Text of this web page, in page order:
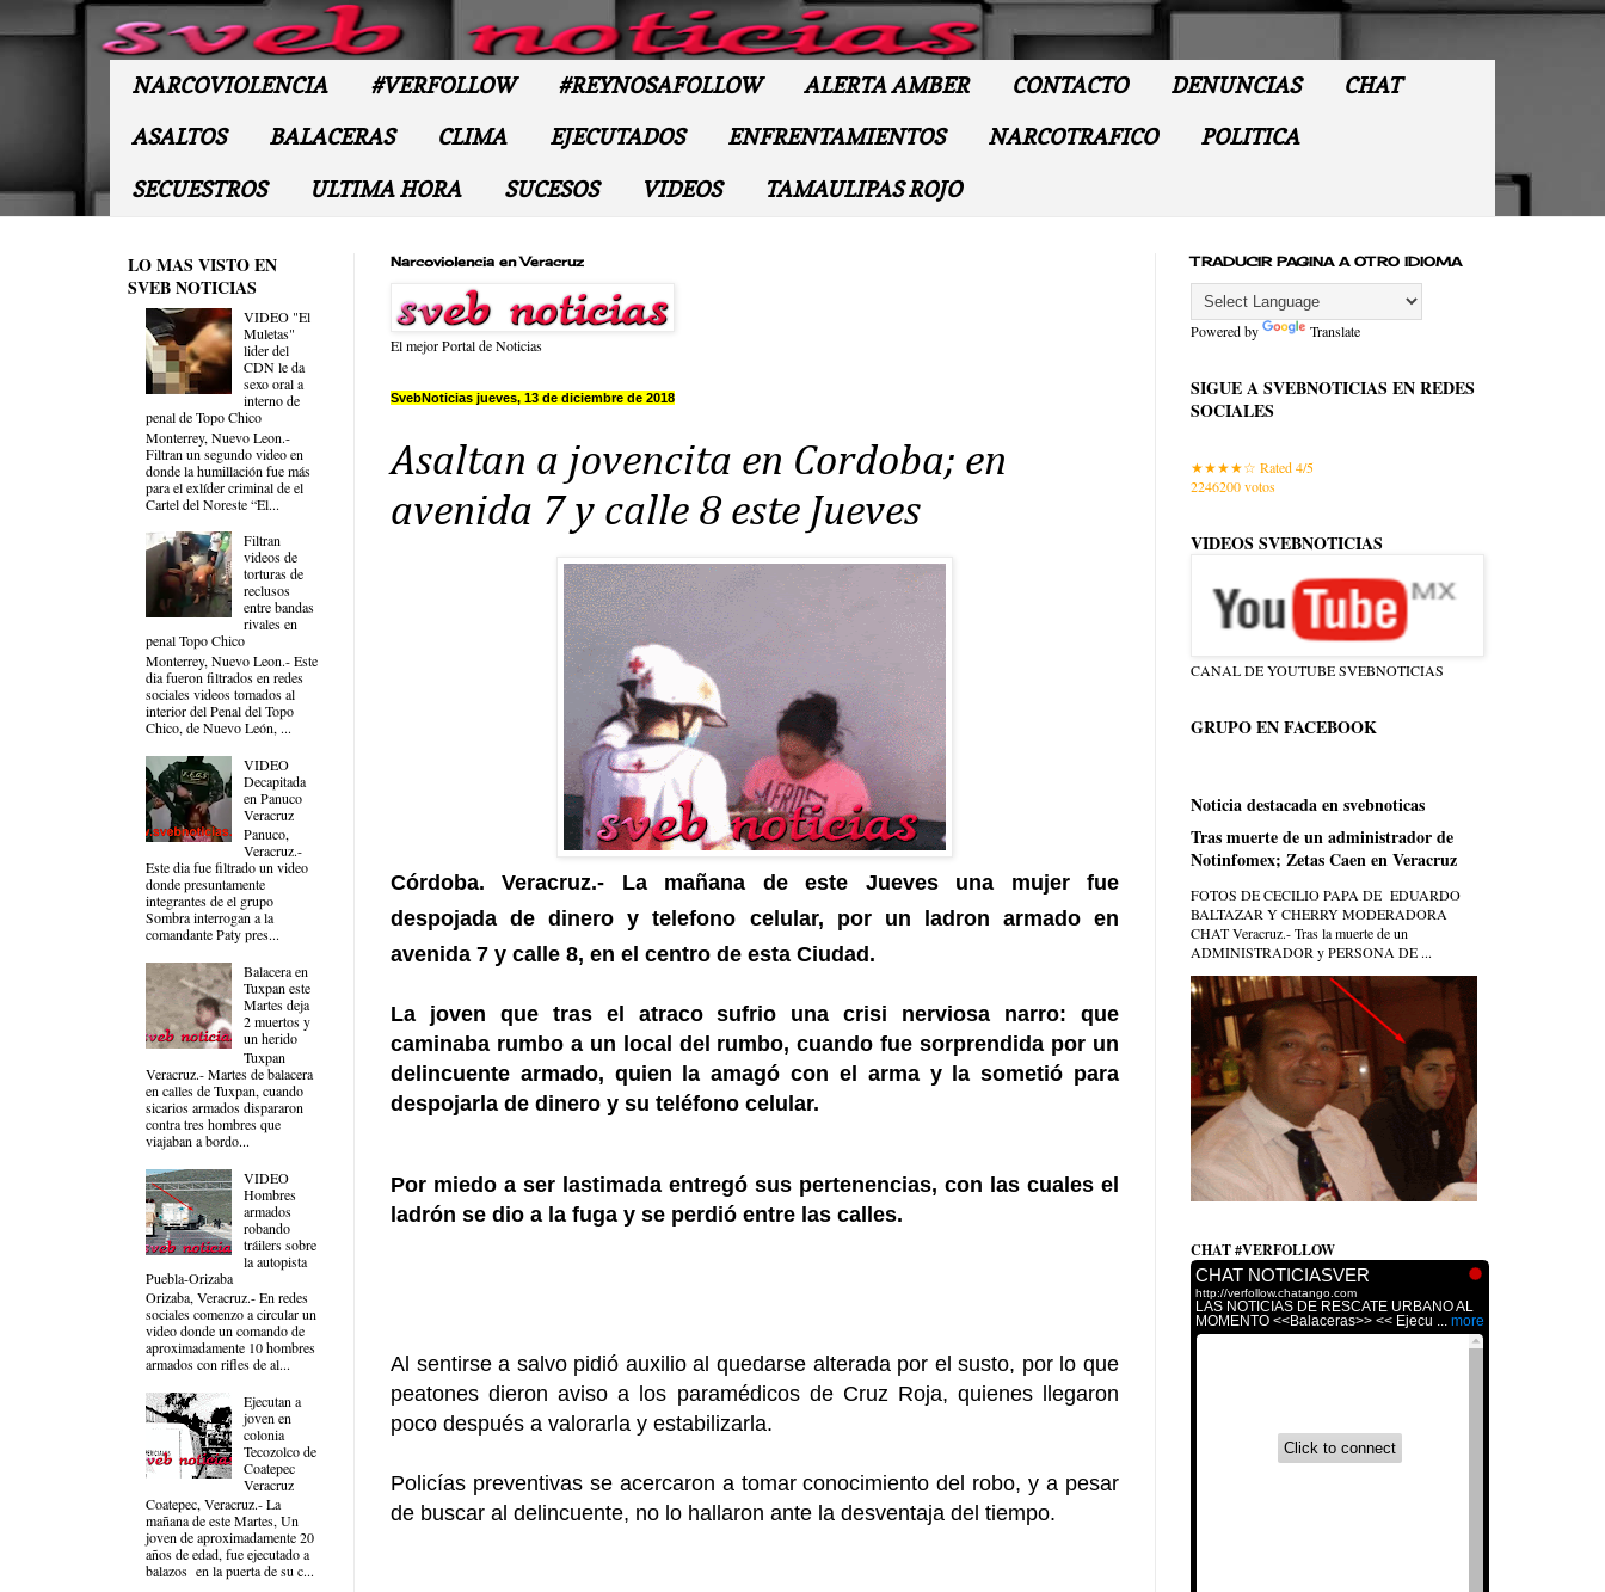
NARCOVIOLENCIA #VERFOLLOW #REYNOSAFOLLOW ALERTA AMBER CONTACTO DENUNCIAS CHAT
ASALTOS BALACERAS CLIMA EJECUTADOS ENFRENTAMIENTOS NARCOTRAFICO POLITICA
SECUESTROS ULTIMA HORA SUCESOS VIDEOS TAMAULIPAS ROJO
Narcoviolencia en Veracruz
El mejor Portal de Noticias
SvebNoticias jueves, 13 de diciembre de 2018
Asaltan a jovencita en Cordoba; en
avenida 7 y calle 8 este Jueves
Córdoba. Veracruz.- La mañana de este Jueves una mujer fue
despojada de dinero y telefono celular, por un ladron armado en
avenida 7 y calle 8, en el centro de esta Ciudad.
La joven que tras el atraco sufrio una crisi nerviosa narro: que
caminaba rumbo a un local del rumbo, cuando fue sorprendida por un
delincuente armado, quien la amagó con el arma y la sometió para
despojarla de dinero y su teléfono celular.
Por miedo a ser lastimada entregó sus pertenencias, con las cuales el
ladrón se dio a la fuga y se perdió entre las calles.
Al sentirse a salvo pidió auxilio al quedarse alterada por el susto, por lo que
peatones dieron aviso a los paramédicos de Cruz Roja, quienes llegaron
poco después a valorarla y estabilizarla.
Policías preventivas se acercaron a tomar conocimiento del robo, y a pesar
de buscar al delincuente, no lo hallaron ante la desventaja del tiempo.
LO MAS VISTO EN
SVEB NOTICIAS
VIDEO "El
Muletas"
lider del
CDN le da
sexo oral a
interno de
penal de Topo Chico
Monterrey, Nuevo Leon.-
Filtran un segundo video en
donde la humillación fue más
para el exlíder criminal de el
Cartel del Noreste “El...
Filtran
videos de
torturas de
reclusos
entre bandas
rivales en
penal Topo Chico
Monterrey, Nuevo Leon.- Este
dia fueron filtrados en redes
sociales videos tomados al
interior del Penal del Topo
Chico, de Nuevo León, ...
VIDEO
Decapitada
en Panuco
Veracruz
Panuco,
Veracruz.-
Este dia fue filtrado un video
donde presuntamente
integrantes de el grupo
Sombra interrogan a la
comandante Paty pres...
Balacera en
Tuxpan este
Martes deja
2 muertos y
un herido
Tuxpan
Veracruz.- Martes de balacera
en calles de Tuxpan, cuando
sicarios armados dispararon
contra tres hombres que
viajaban a bordo...
VIDEO
Hombres
armados
robando
tráilers sobre
la autopista
Puebla-Orizaba
Orizaba, Veracruz.- En redes
sociales comenzo a circular un
video donde un comando de
aproximadamente 10 hombres
armados con rifles de al...
Ejecutan a
joven en
colonia
Tecozolco de
Coatepec
Veracruz
Coatepec, Veracruz.- La
mañana de este Martes, Un
joven de aproximadamente 20
años de edad, fue ejecutado a
balazos en la puerta de su c...
TRADUCIR PAGINA A OTRO IDIOMA
Powered by Translate
SIGUE A SVEBNOTICIAS EN REDES
SOCIALES
Rated 4/5
2246200votos
VIDEOS SVEBNOTICIAS
CANAL DE YOUTUBE SVEBNOTICIAS
GRUPO EN FACEBOOK
Noticia destacada en svebnoticas
Tras muerte de un administrador de
Notinfomex; Zetas Caen en Veracruz
FOTOS DE CECILIO PAPA DE EDUARDO
BALTAZAR Y CHERRY MODERADORA
CHAT Veracruz.- Tras la muerte de un
ADMINISTRADOR y PERSONA DE ...
CHAT #VERFOLLOW